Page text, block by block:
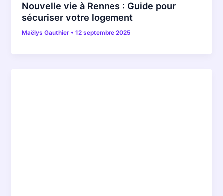
Nouvelle vie à Rennes : Guide pour
sécuriser votre logement
Maëlys Gauthier •12 septembre 2025